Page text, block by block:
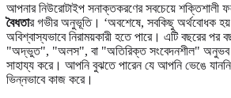
আপনার নিউরোটাইপ সনাক্তকরণের সবচেয়ে শক্তিশালী
বৈধতার গভীর অনুভূতি। ‘অবশেষে, সবকিছু অর্থবোধক
অবিশ্বাস্যভাবে নিরাময়কারী হতে পারে। এটি বছরের পর
"অদ্ভুত", "অলস", বা "অতিরিক্ত সংবেদনশীল" অনুভব
সাহায্য করে। আপনি বুঝতে পারেন যে আপনি ভেঙে
ভিন্নভাবে কাজ করে।